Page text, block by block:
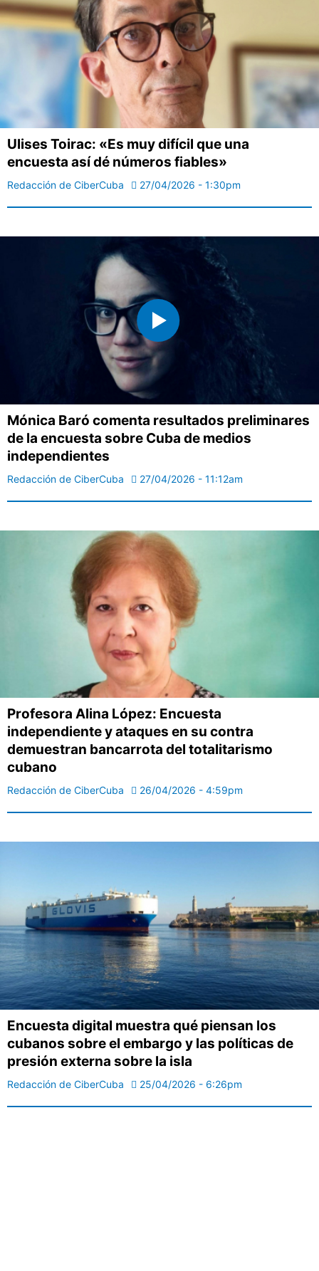
Ulises Toirac: «Es muy difícil que una
encuesta así dé números fiables»
Redacción de CiberCuba 27/04/2026 - 1:30pm
Mónica Baró comenta resultados preliminares
de la encuesta sobre Cuba de medios
independientes
Redacción de CiberCuba 27/04/2026 - 11:12am
Profesora Alina López: Encuesta
independiente y ataques en su contra
demuestran bancarrota del totalitarismo
cubano
Redacción de CiberCuba 26/04/2026 - 4:59pm
Encuesta digital muestra qué piensan los
cubanos sobre el embargo y las políticas de
presión externa sobre la isla
Redacción de CiberCuba 25/04/2026 - 6:26pm